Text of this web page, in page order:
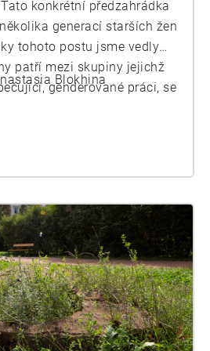
konkrétní předzahrádka
generací starších žen
tohoto postu jsme vedly
patří mezi skupiny jejichž
genderované práci, se
A to navzdory tomu,
vědění, které by jinak
předávat pasivně, ve
samotnou existenci
druhy rostlin, které
náročným zaléváním a
zprostřekovávávědění
diverzitě. (Pokud je tedy
na chodníku či přímo
Blokhina